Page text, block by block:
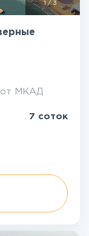
1/ 3
МКАД
7 соток